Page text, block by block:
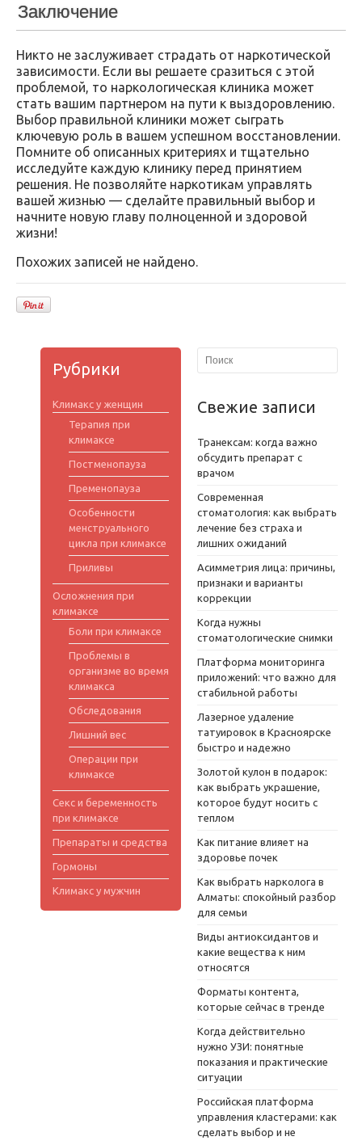
Заключение
Никто не заслуживает страдать от наркотической
зависимости. Если вы решаете сразиться с этой
проблемой, то наркологическая клиника может
стать вашим партнером на пути к выздоровлению.
Выбор правильной клиники может сыграть
ключевую роль в вашем успешном восстановлении.
Помните об описанных критериях и тщательно
исследуйте каждую клинику перед принятием
решения. Не позволяйте наркотикам управлять
вашей жизнью — сделайте правильный выбор и
начните новую главу полноценной и здоровой
жизни!
Похожих записей не найдено.
Рубрики
Климакс у женщин
Терапия при
климаксе
Постменопауза
Пременопауза
Особенности
менструального
цикла при климаксе
Приливы
Осложнения при
климаксе
Боли при климаксе
Проблемы в
организме во время
климакса
Обследования
Лишний вес
Операции при
климаксе
Секс и беременность
при климаксе
Препараты и средства
Гормоны
Климакс у мужчин
Свежие записи
Транексам: когда важно
обсудить препарат с
врачом
Современная
стоматология: как выбрать
лечение без страха и
лишних ожиданий
Асимметрия лица: причины,
признаки и варианты
коррекции
Когда нужны
стоматологические снимки
Платформа мониторинга
приложений: что важно для
стабильной работы
Лазерное удаление
татуировок в Красноярске
быстро и надежно
Золотой кулон в подарок:
как выбрать украшение,
которое будут носить с
теплом
Как питание влияет на
здоровье почек
Как выбрать нарколога в
Алматы: спокойный разбор
для семьи
Виды антиоксидантов и
какие вещества к ним
относятся
Форматы контента,
которые сейчас в тренде
Когда действительно
нужно УЗИ: понятные
показания и практические
ситуации
Российская платформа
управления кластерами: как
сделать выбор и не